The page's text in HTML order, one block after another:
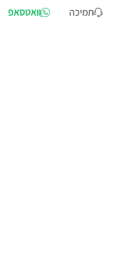
וואטסאפ תמיכה